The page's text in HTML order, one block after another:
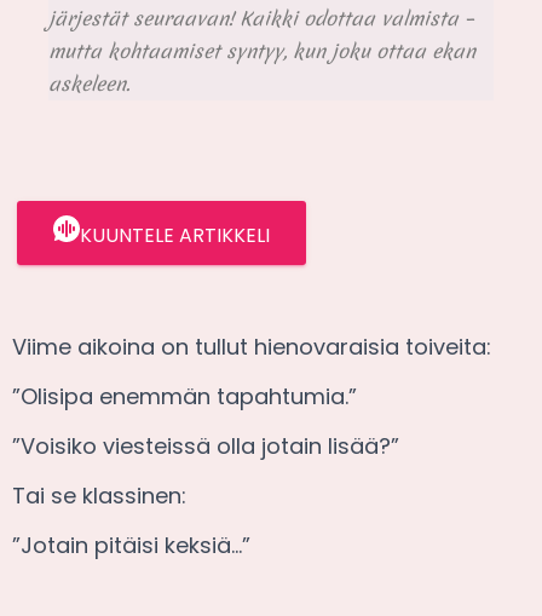
järjestät seuraavan! Kaikki odottaa valmista –
mutta kohtaamiset syntyy, kun joku ottaa ekan
askeleen.
KUUNTELE ARTIKKELI
Viime aikoina on tullut hienovaraisia toiveita:
”Olisipa enemmän tapahtumia.”
”Voisiko viesteissä olla jotain lisää?”
Tai se klassinen:
”Jotain pitäisi keksiä…”